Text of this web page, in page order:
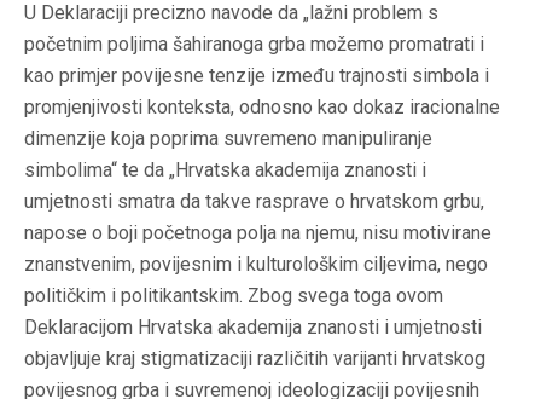
U Deklaraciji precizno navode da „lažni problem s
početnim poljima šahiranoga grba možemo promatrati i
kao primjer povijesne tenzije između trajnosti simbola i
promjenjivosti konteksta, odnosno kao dokaz iracionalne
dimenzije koja poprima suvremeno manipuliranje
simbolima“ te da „Hrvatska akademija znanosti i
umjetnosti smatra da takve rasprave o hrvatskom grbu,
napose o boji početnoga polja na njemu, nisu motivirane
znanstvenim, povijesnim i kulturološkim ciljevima, nego
političkim i politikantskim. Zbog svega toga ovom
Deklaracijom Hrvatska akademija znanosti i umjetnosti
objavljuje kraj stigmatizaciji različitih varijanti hrvatskog
povijesnog grba i suvremenoj ideologizaciji povijesnih